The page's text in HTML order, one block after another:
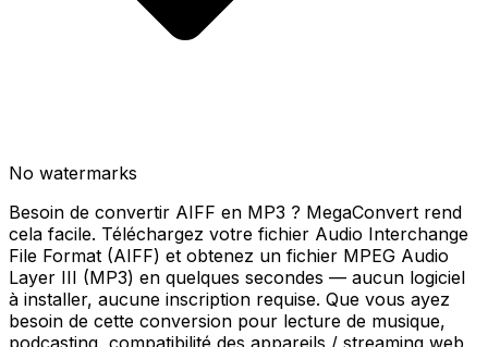
No watermarks
Besoin de convertir AIFF en MP3 ? MegaConvert rend
cela facile. Téléchargez votre fichier Audio Interchange
File Format (AIFF) et obtenez un fichier MPEG Audio
Layer III (MP3) en quelques secondes — aucun logiciel
à installer, aucune inscription requise. Que vous ayez
besoin de cette conversion pour lecture de musique,
podcasting, compatibilité des appareils / streaming web,